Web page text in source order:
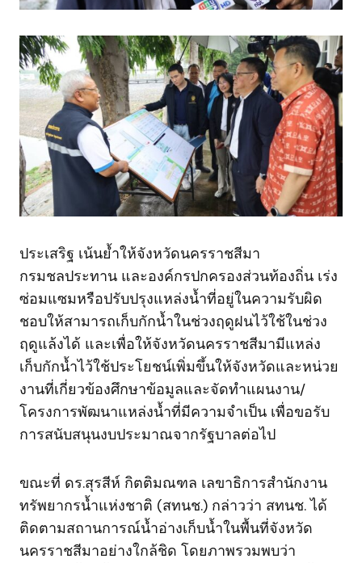
ประเสริฐ เน้นย้ำให้จังหวัดนครราชสีมา
กรมชลประทาน และองค์กรปกครองส่วนท้องถิ่น เร่ง
ซ่อมแซมหรือปรับปรุงแหล่งน้ำที่อยู่ในความรับผิด
ชอบให้สามารถเก็บกักน้ำในช่วงฤดูฝนไว้ใช้ในช่วง
ฤดูแล้งได้ และเพื่อให้จังหวัดนครราชสีมามีแหล่ง
เก็บกักน้ำไว้ใช้ประโยชน์เพิ่มขึ้นให้จังหวัดและหน่วย
งานที่เกี่ยวข้องศึกษาข้อมูลและจัดทำแผนงาน/
โครงการพัฒนาแหล่งน้ำที่มีความจำเป็น เพื่อขอรับ
การสนับสนุนงบประมาณจากรัฐบาลต่อไป
ขณะที่ ดร.สุรสีห์ กิตติมณฑล เลขาธิการสำนักงาน
ทรัพยากรน้ำแห่งชาติ (สทนช.) กล่าวว่า สทนช. ได้
ติดตามสถานการณ์น้ำอ่างเก็บน้ำในพื้นที่จังหวัด
นครราชสีมาอย่างใกล้ชิด โดยภาพรวมพบว่า